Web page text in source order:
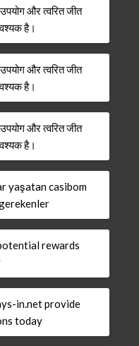
और त्वरित जीत
है।
और त्वरित जीत
है।
और त्वरित जीत
है।
yaşatan casibom
rewards
in.net provide
today